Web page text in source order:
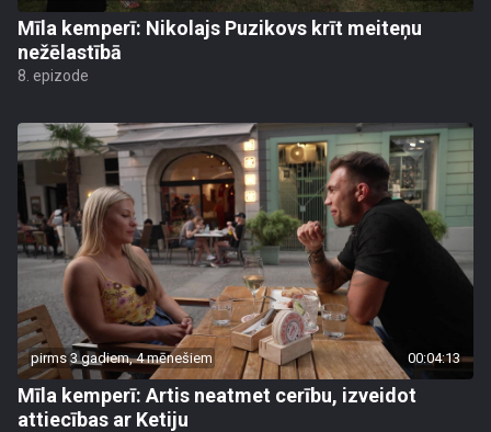
Mīla kemperī: Nikolajs Puzikovs krīt meiteņu
nežēlastībā
8. epizode
pirms 3 gadiem, 4 mēnešiem 00:04:13
Mīla kemperī: Artis neatmet cerību, izveidot
attiecības ar Ketiju